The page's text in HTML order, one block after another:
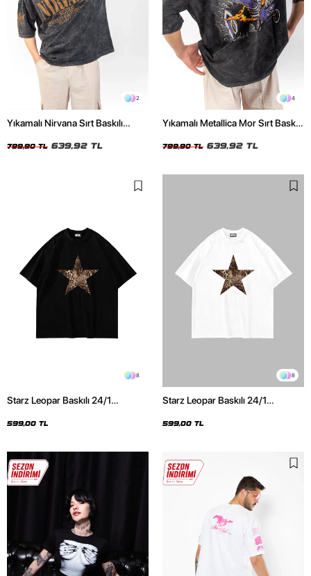
2
Yıkamalı Nirvana Sırt Baskılı
799,90 TL 639,92 TL
4
Yıkamalı Metallica Mor Sırt Baskılı
799,90 TL 639,92 TL
8
Starz Leopar Baskılı 24/1
599,00 TL
8
Starz Leopar Baskılı 24/1
599,00 TL